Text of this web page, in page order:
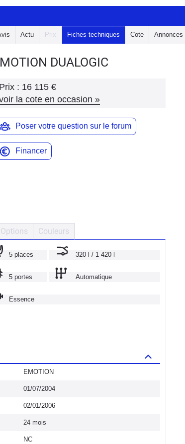
Actu Prix Fiches techniques Cote Annonces
DUALOGIC
Prix : 16 115 €
la cote en occasion »
Poser votre question sur le forum
Financer
Options Couleurs
5 places 320 l / 1 420 l
5 portes Automatique
Essence
EMOTION
01/07/2004
02/01/2006
24 mois
NC